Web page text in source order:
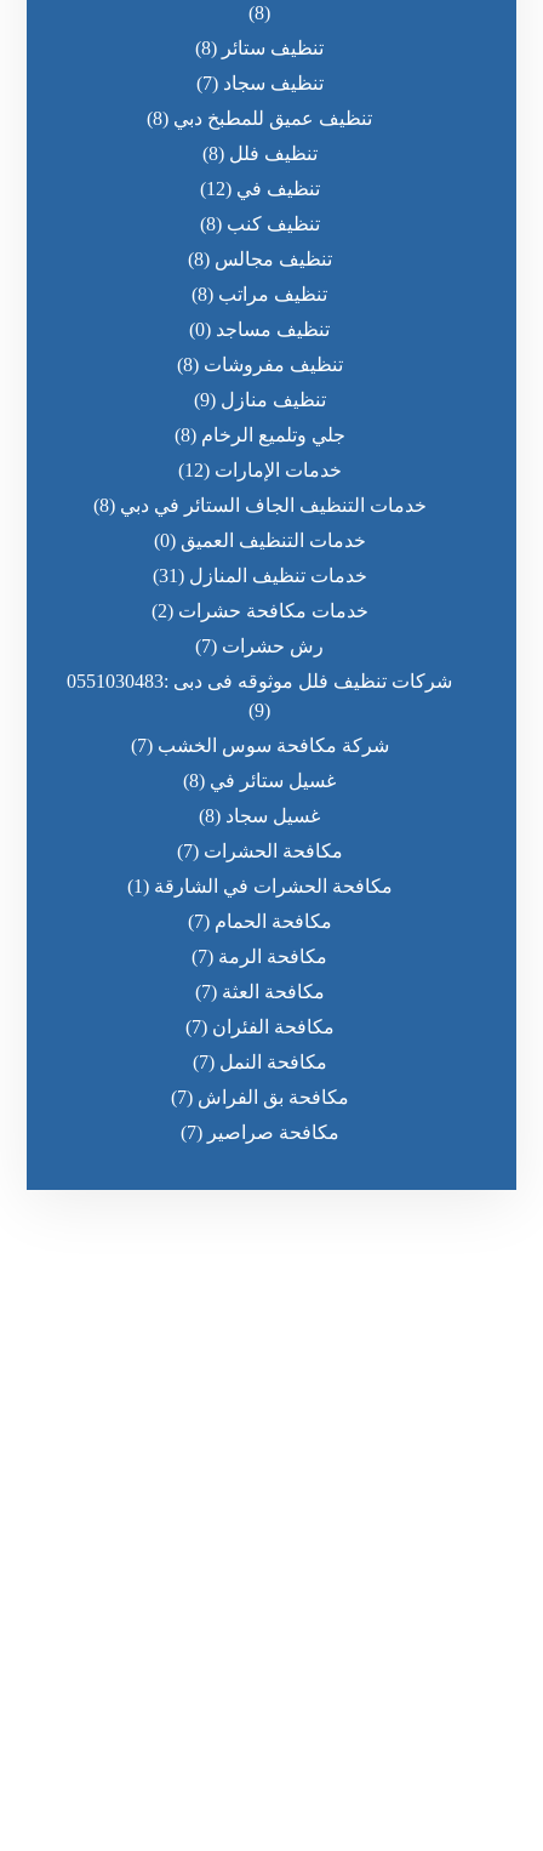
(8)
تنظيف ستائر (8)
تنظيف سجاد (7)
تنظيف عميق للمطبخ دبي (8)
تنظيف فلل (8)
تنظيف في (12)
تنظيف كنب (8)
تنظيف مجالس (8)
تنظيف مراتب (8)
تنظيف مساجد (0)
تنظيف مفروشات (8)
تنظيف منازل (9)
جلي وتلميع الرخام (8)
خدمات الإمارات (12)
خدمات التنظيف الجاف الستائر في دبي (8)
خدمات التنظيف العميق (0)
خدمات تنظيف المنازل (31)
خدمات مكافحة حشرات (2)
رش حشرات (7)
شركات تنظيف فلل موثوقه فى دبى :0551030483
(9)
شركة مكافحة سوس الخشب (7)
غسيل ستائر في (8)
غسيل سجاد (8)
مكافحة الحشرات (7)
مكافحة الحشرات في الشارقة (1)
مكافحة الحمام (7)
مكافحة الرمة (7)
مكافحة العثة (7)
مكافحة الفئران (7)
مكافحة النمل (7)
مكافحة بق الفراش (7)
مكافحة صراصير (7)